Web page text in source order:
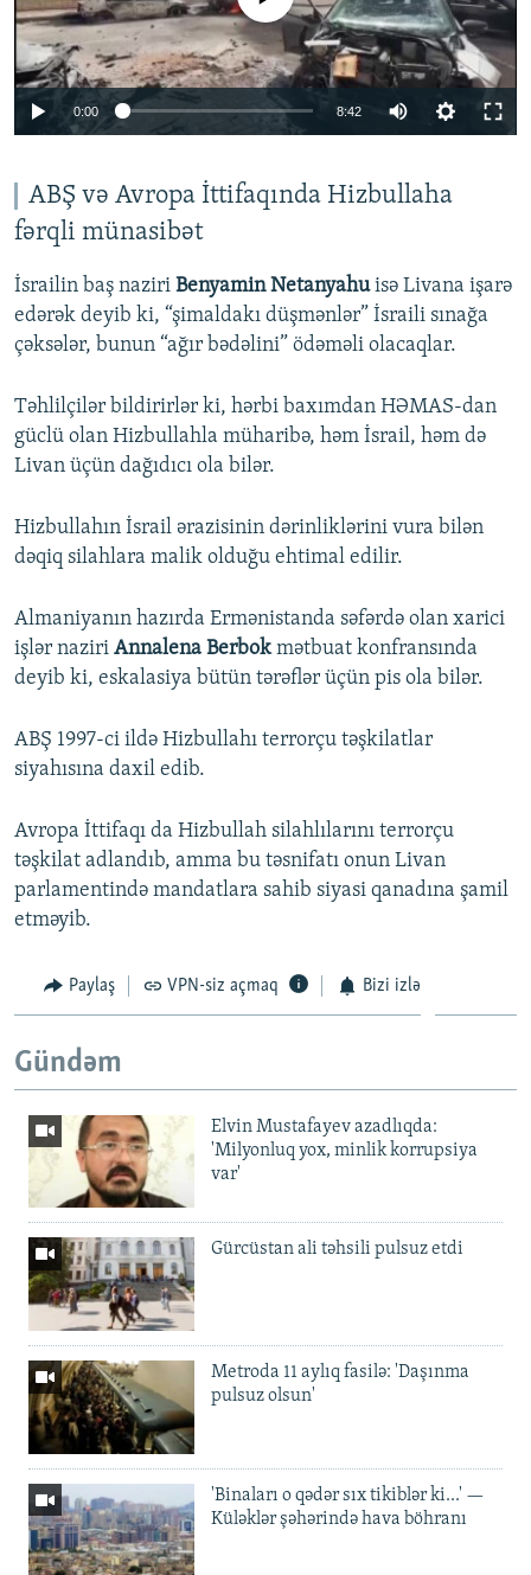
Auto 240p
720p 1080p
0:00 8:42
360p
1080p
ABŞ və Avropa İttifaqında Hizbullaha
fərqli münasibət
İsrailin baş naziri Benyamin Netanyahuisə Livana işarə
edərək deyib ki, “şimaldakı düşmənlər” İsraili sınağa
çəksələr, bunun “ağır bədəlini” ödəməli olacaqlar.
Təhlilçilər bildirirlər ki, hərbi baxımdan HƏMAS-dan
güclü olan Hizbullahla müharibə, həm İsrail, həm də
Livan üçün dağıdıcı ola bilər.
Hizbullahın İsrail ərazisinin dərinliklərini vura bilən
dəqiq silahlara malik olduğu ehtimal edilir.
Almaniyanın hazırda Ermənistanda səfərdə olan xarici
işlər naziri Annalena Berbokmətbuat konfransında
deyib ki, eskalasiya bütün tərəflər üçün pis ola bilər.
ABŞ 1997-ci ildə Hizbullahı terrorçu təşkilatlar
siyahısına daxil edib.
Avropa İttifaqı da Hizbullah silahlılarını terrorçu
təşkilat adlandıb, amma bu təsnifatı onun Livan
parlamentində mandatlara sahib siyasi qanadına şamil
etməyib.
Paylaş VPN-siz açmaq Bizi izlə
Gündəm
Elvin Mustafayev azadlıqda:
'Milyonluq yox, minlik korrupsiya
var'
Gürcüstan ali təhsili pulsuz etdi
Metroda 11 aylıq fasilə: 'Daşınma
pulsuz olsun'
'Binaları o qədər sıx tikiblər ki...' —
Küləklər şəhərində hava böhranı